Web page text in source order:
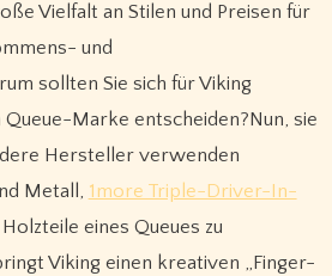
Vielfalt an Stilen und Preisen für
und
sollten Sie sich für Viking
Marke entscheiden?Nun, sie
Hersteller verwenden
Metall, 1more Triple-Driver-In-
eines Queues zu
Viking einen kreativen „Finger-